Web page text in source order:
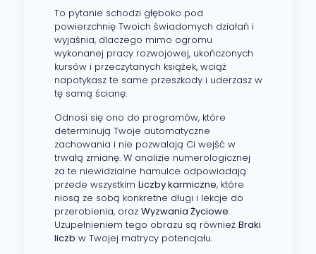
To pytanie schodzi głęboko pod
powierzchnię Twoich świadomych działań i
wyjaśnia, dlaczego mimo ogromu
wykonanej pracy rozwojowej, ukończonych
kursów i przeczytanych książek, wciąż
napotykasz te same przeszkody i uderzasz w
tę samą ścianę.
Odnosi się ono do programów, które
determinują Twoje automatyczne
zachowania i nie pozwalają Ci wejść w
trwałą zmianę. W analizie numerologicznej
za te niewidzialne hamulce odpowiadają
przede wszystkim Liczby karmiczne, które
niosą ze sobą konkretne długi i lekcje do
przerobienia, oraz Wyzwania Życiowe.
Uzupełnieniem tego obrazu są również Braki
liczb w Twojej matrycy potencjału.